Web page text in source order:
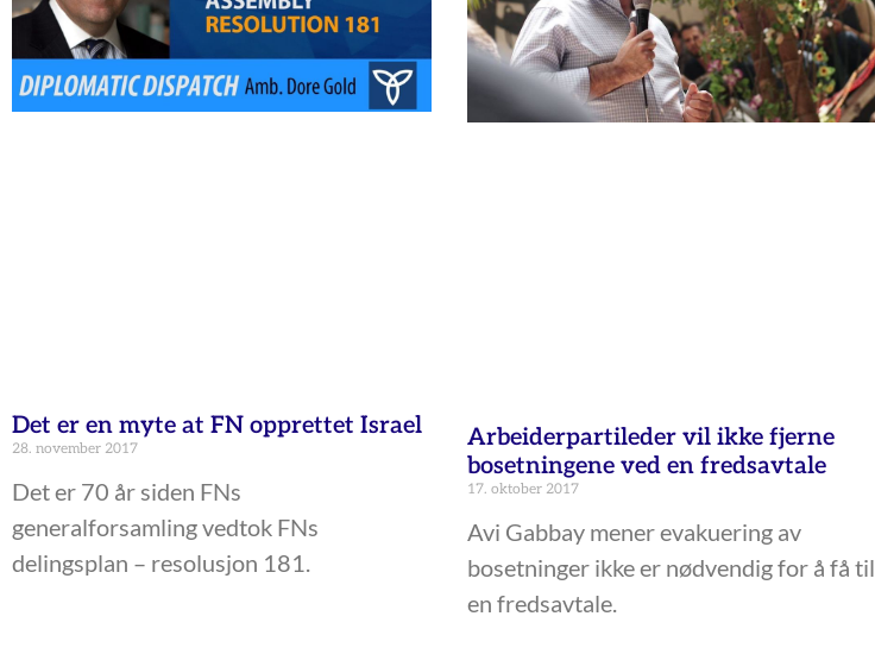
Det er en myte at FN opprettet Israel
28. november 2017
Det er 70 år siden FNs
generalforsamling vedtok FNs
delingsplan – resolusjon 181.
Arbeiderpartileder vil ikke fjerne
bosetningene ved en fredsavtale
17. oktober 2017
Avi Gabbay mener evakuering av
bosetninger ikke er nødvendig for å få til
en fredsavtale.